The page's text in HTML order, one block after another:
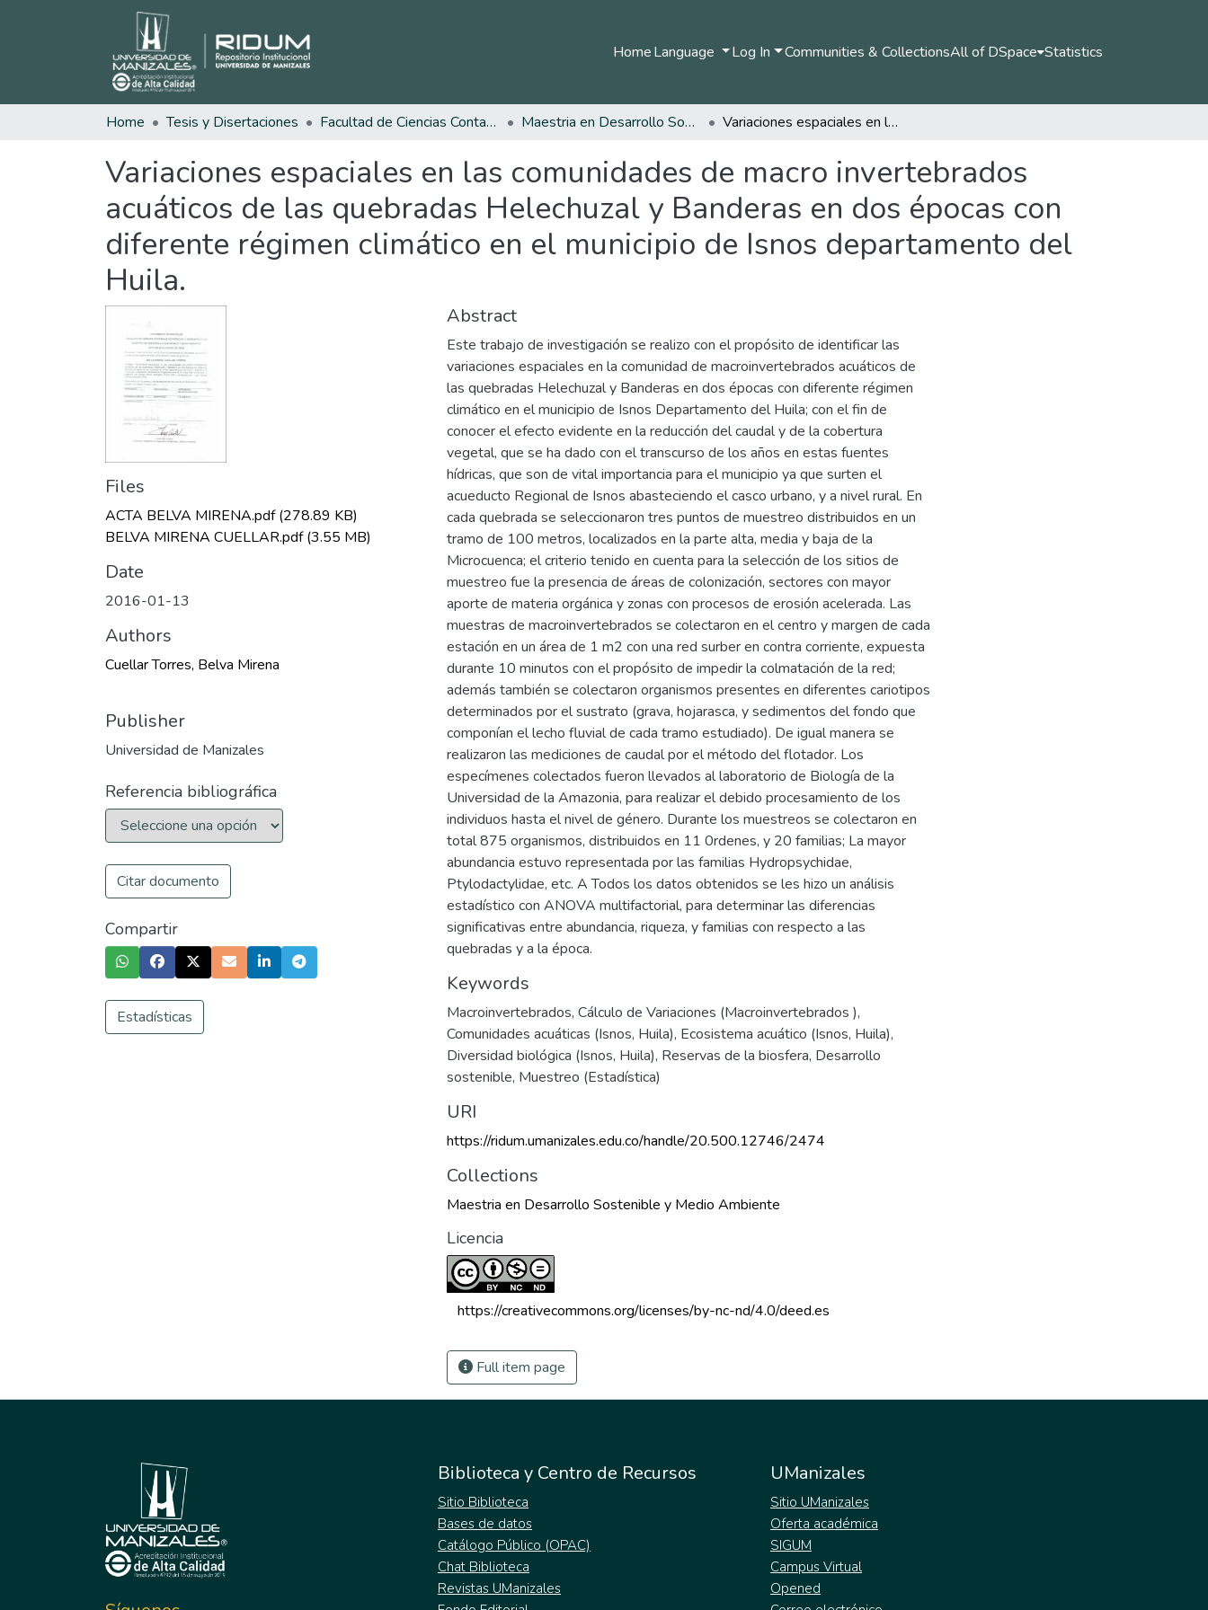
HomeLanguage Log In Communities & CollectionsAll of DSpace Statistics
Home Tesis y Disertaciones Facultad de Ciencias Contables Económicas y Administrativas Maestria en Desarrollo Sostenible y Medio Ambiente Variaciones espaciales en las comunidades de macro invertebrados acuáticos de las quebradas Helechuzal y Banderas en dos épocas con diferente régimen climático en el municipio de Isnos departamento del Huila.
Variaciones espaciales en las comunidades de macro invertebrados
acuáticos de las quebradas Helechuzal y Banderas en dos épocas con
diferente régimen climático en el municipio de Isnos departamento del
Huila.
Files
ACTA BELVA MIRENA.pdf(278.89 KB)
BELVA MIRENA CUELLAR.pdf(3.55 MB)
Date
2016-01-13
Authors
Cuellar Torres, Belva Mirena
Publisher
Universidad de Manizales
Referencia bibliográfica
Citar documento
Compartir
Estadísticas
Abstract
Este trabajo de investigación se realizo con el propósito de identificar las
variaciones espaciales en la comunidad de macroinvertebrados acuáticos de
las quebradas Helechuzal y Banderas en dos épocas con diferente régimen
climático en el municipio de Isnos Departamento del Huila; con el fin de
conocer el efecto evidente en la reducción del caudal y de la cobertura
vegetal, que se ha dado con el transcurso de los años en estas fuentes
hídricas, que son de vital importancia para el municipio ya que surten el
acueducto Regional de Isnos abasteciendo el casco urbano, y a nivel rural. En
cada quebrada se seleccionaron tres puntos de muestreo distribuidos en un
tramo de 100 metros, localizados en la parte alta, media y baja de la
Microcuenca; el criterio tenido en cuenta para la selección de los sitios de
muestreo fue la presencia de áreas de colonización, sectores con mayor
aporte de materia orgánica y zonas con procesos de erosión acelerada. Las
muestras de macroinvertebrados se colectaron en el centro y margen de cada
estación en un área de 1 m2 con una red surber en contra corriente, expuesta
durante 10 minutos con el propósito de impedir la colmatación de la red;
además también se colectaron organismos presentes en diferentes cariotipos
determinados por el sustrato (grava, hojarasca, y sedimentos del fondo que
componían el lecho fluvial de cada tramo estudiado). De igual manera se
realizaron las mediciones de caudal por el método del flotador. Los
especímenes colectados fueron llevados al laboratorio de Biología de la
Universidad de la Amazonia, para realizar el debido procesamiento de los
individuos hasta el nivel de género. Durante los muestreos se colectaron en
total 875 organismos, distribuidos en 11 0rdenes, y 20 familias; La mayor
abundancia estuvo representada por las familias Hydropsychidae,
Ptylodactylidae, etc. A Todos los datos obtenidos se les hizo un análisis
estadístico con ANOVA multifactorial, para determinar las diferencias
significativas entre abundancia, riqueza, y familias con respecto a las
quebradas y a la época.
Keywords
Macroinvertebrados, Cálculo de Variaciones (Macroinvertebrados ),
Comunidades acuáticas (Isnos, Huila), Ecosistema acuático (Isnos, Huila),
Diversidad biológica (Isnos, Huila), Reservas de la biosfera, Desarrollo
sostenible, Muestreo (Estadística)
URI
https://ridum.umanizales.edu.co/handle/20.500.12746/2474
Collections
Maestria en Desarrollo Sostenible y Medio Ambiente
Licencia
https://creativecommons.org/licenses/by-nc-nd/4.0/deed.es
Full item page
Biblioteca y Centro de Recursos
Sitio Biblioteca
Bases de datos
Catálogo Público (OPAC)
Chat Biblioteca
Revistas UManizales
UManizales
Sitio UManizales
Oferta académica
SIGUM
Campus Virtual
Opened